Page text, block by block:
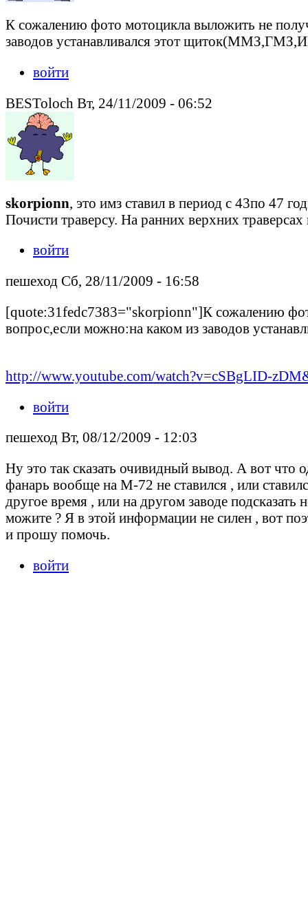
К сожалению фото мотоцикла выложить не
заводов устанавливался этот
войти
BESToloch Вт, 24/11/2009 - 06:52
skorpionn , это имз ставил в период с 43по 47
Почисти траверсу. На ранних верхних
войти
пешеход Сб, 28/11/2009 - 16:58
[quote:31fedc7383="skorpionn"]К сожалению
вопрос,если можно:на каком из заводов
http://www.youtube.com/watch?v=cSBgLID-
войти
пешеход Вт, 08/12/2009 - 12:03
Ну это так сказать очивидный вывод. А вот что
фанарь вообще на М-72 не ставился , или
другое время , или на другом заводе подсказать
можите ? Я в этой информации не силен , вот
и прошу помочь.
войти